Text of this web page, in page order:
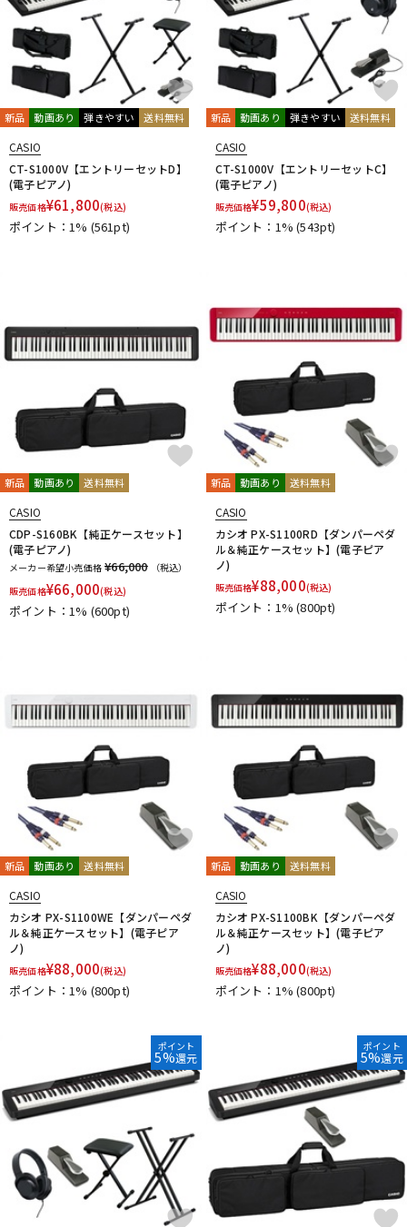
新品 動画あり 弾きやすい 送料無料
CASIO
CT-S1000V【エントリーセットD】
(電子ピアノ)
販売価格¥61,800(税込)
ポイント：1% (561pt)
新品 動画あり 弾きやすい 送料無料
CASIO
CT-S1000V【エントリーセットC】
(電子ピアノ)
販売価格¥59,800(税込)
ポイント：1%(543pt)
新品 動画あり 送料無料
CASIO
CDP-S160BK【純正ケースセット】
(電子ピアノ)
メーカー希望小売価格 ¥66,000
（税込）
販売価格¥66,000(税込)
ポイント：1% (600pt)
新品 動画あり 送料無料
CASIO
カシオ PX-S1100RD【ダンパーペダ
ル＆純正ケースセット】(電子ピア
ノ)
販売価格¥88,000(税込)
ポイント：1%(800pt)
新品 動画あり 送料無料
CASIO
カシオ PX-S1100WE【ダンパーペダ
ル＆純正ケースセット】(電子ピア
ノ)
販売価格¥88,000(税込)
ポイント：1% (800pt)
新品 動画あり 送料無料
CASIO
カシオ PX-S1100BK【ダンパーペダ
ル＆純正ケースセット】(電子ピア
ノ)
販売価格¥88,000(税込)
ポイント：1%(800pt)
ポイント
5%還元
ポイント
5%還元